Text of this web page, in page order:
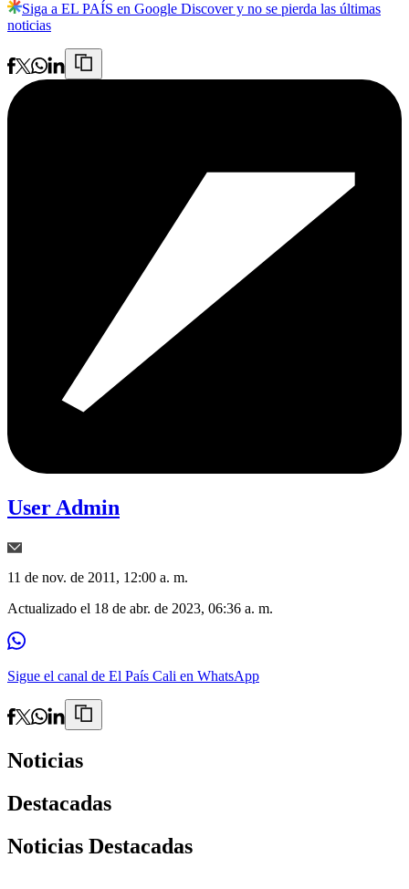
Siga a EL PAÍS en Google Discover y no se pierda las últimas
noticias
User Admin
11 de nov. de 2011, 12:00 a. m.
Actualizado el 18 de abr. de 2023, 06:36 a. m.
Sigue el canal de El País Cali en WhatsApp
Noticias
Destacadas
Noticias Destacadas